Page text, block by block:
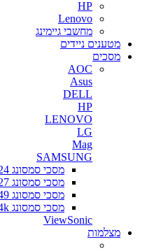
HP
Lenovo
מחשבי גיימינג
מטענים ניידים
מסכים
AOC
Asus
DELL
HP
LENOVO
LG
Mag
SAMSUNG
מסכי סמסונג 24 אינץ
מסכי סמסונג 27 אינץ
מסכי סמסונג 32-49 אינץ
מסכי סמסונג 4k
ViewSonic
מצלמות